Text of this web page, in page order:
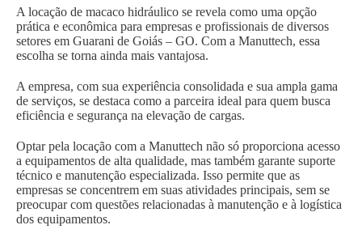
A locação de macaco hidráulico se revela como uma opção
prática e econômica para empresas e profissionais de diversos
setores em Guarani de Goiás – GO. Com a Manuttech, essa
escolha se torna ainda mais vantajosa.
A empresa, com sua experiência consolidada e sua ampla gama
de serviços, se destaca como a parceira ideal para quem busca
eficiência e segurança na elevação de cargas.
Optar pela locação com a Manuttech não só proporciona acesso
a equipamentos de alta qualidade, mas também garante suporte
técnico e manutenção especializada. Isso permite que as
empresas se concentrem em suas atividades principais, sem se
preocupar com questões relacionadas à manutenção e à logística
dos equipamentos.